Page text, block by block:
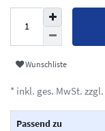
Wunschliste
* inkl. ges. MwSt. zzgl.
Passend zu